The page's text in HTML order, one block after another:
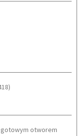
gotowym otworem